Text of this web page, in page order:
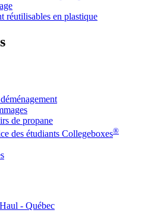
réutilisables en plastique
de propane
des étudiants Collegeboxes®
- Québec